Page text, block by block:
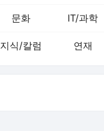
문화 IT/과학
지식/칼럼 연재